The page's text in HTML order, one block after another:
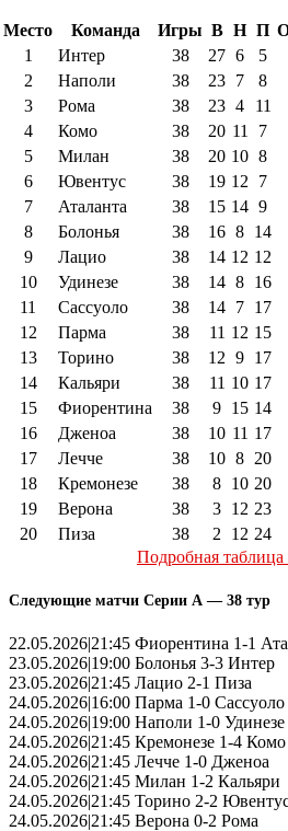
Место Команда Игры В Н П
1
Интер 38 27 6 5
2
Наполи 38 23 7 8
3
Рома 38 23 4 11
4
Комо 38 20 11 7
5
Милан 38 20 10 8
6
Ювентус 38 19 12 7
7
Аталанта 38 15 14 9
8
Болонья 38 16 8 14
9
Лацио 38 14 12 12
10
Удинезе 38 14 8 16
11
Сассуоло 38 14 7 17
12
Парма 38 11 12 15
13
Торино 38 12 9 17
14
Кальяри 38 11 10 17
15
Фиорентина 38 9 15 14
16
Дженоа 38 10 11 17
17
Лечче 38 10 8 20
18
Кремонезе 38 8 10 20
19
Верона 38 3 12 23
20
Пиза 38 2 12 24
Подробная
Следующие матчи Серии А — 38 тур
22.05.2026|21:45 Фиорентина 1-1
23.05.2026|19:00 Болонья 3-3 Интер
23.05.2026|21:45 Лацио 2-1 Пиза
24.05.2026|16:00 Парма 1-0 Сассуоло
24.05.2026|19:00 Наполи 1-0 Удинезе
24.05.2026|21:45 Кремонезе 1-4 Комо
24.05.2026|21:45 Лечче 1-0 Дженоа
24.05.2026|21:45 Милан 1-2 Кальяри
24.05.2026|21:45 Торино 2-2
24.05.2026|21:45 Верона 0-2 Рома